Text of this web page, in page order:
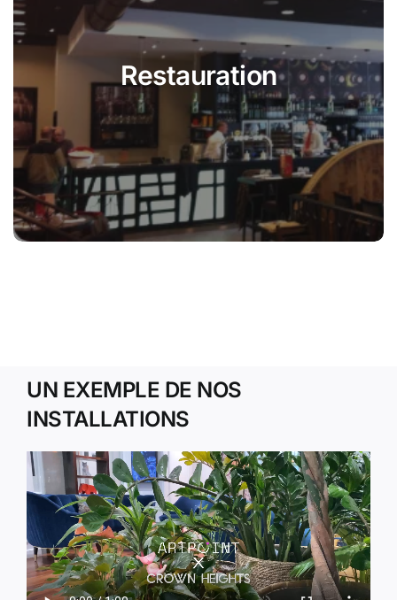
Restauration
UN EXEMPLE DE NOS
INSTALLATIONS